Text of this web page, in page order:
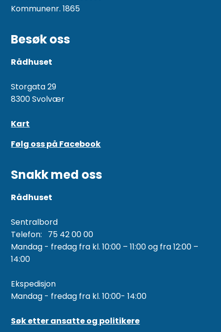
Kommunenr. 1865
Besøk oss
Rådhuset
Storgata 29
8300 Svolvær
Kart
Følg oss på Facebook
Snakk med oss
Rådhuset
Sentralbord
Telefon: 75 42 00 00
Mandag - fredag fra kl. 10:00 – 11:00 og fra 12:00 –
14:00
Ekspedisjon
Mandag - fredag fra kl. 10:00- 14:00
Søk etter ansatte og politikere